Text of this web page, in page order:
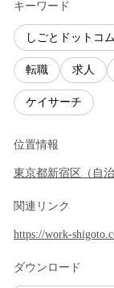
キーワード
しごとドットコム
転職 求人
ケイサーチ
位置情報
東京都新宿区 （ 自
関連リンク
https://work-
ダウンロード